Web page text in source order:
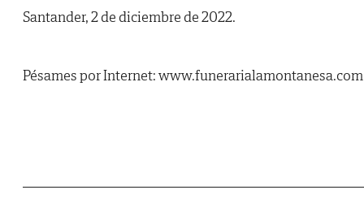
Santander, 2 de diciembre de 2022.
Pésames por Internet: www.funerarialamontanesa.com